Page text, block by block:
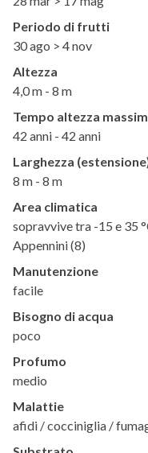
Periodo di frutti
30 ago > 4 nov
Altezza
4,0 m - 8 m
Tempo altezza
42 anni - 42 anni
Larghezza
8 m - 8 m
Area climatica
sopravvive tra -15 e 35
Appennini (8)
Manutenzione
facile
Bisogno di acqua
poco
Profumo
medio
Malattie
afidi / cocciniglia /